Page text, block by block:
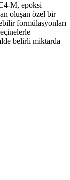
M, epoksi
oluşan özel bir
formülasyonları
belirli miktarda